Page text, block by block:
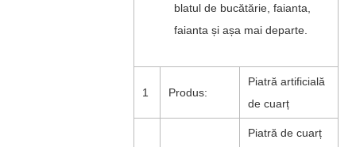
blatul de bucătărie, faianta,
faianta și așa mai departe.
1 Produs:
Piatră artificială
de cuarț
Piatră de cuarț